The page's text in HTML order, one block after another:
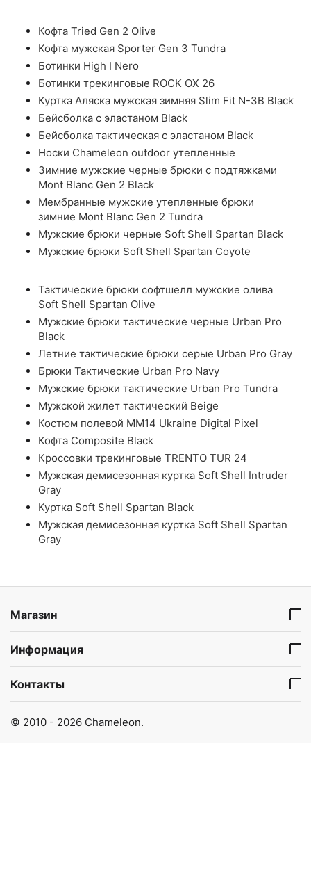
Кофта Tried Gen 2 Olive
Кофта мужская Sporter Gen 3 Tundra
Ботинки High I Nero
Ботинки трекинговые ROCK OX 26
Куртка Аляска мужская зимняя Slim Fit N-3B Black
Бейсболка с эластаном Black
Бейсболка тактическая с эластаном Black
Носки Chameleon outdoor утепленные
Зимние мужские черные брюки с подтяжками
Mont Blanc Gen 2 Black
Мембранные мужские утепленные брюки
зимние Mont Blanc Gen 2 Tundra
Мужские брюки черные Soft Shell Spartan Black
Мужские брюки Soft Shell Spartan Coyote
Тактические брюки софтшелл мужские олива
Soft Shell Spartan Olive
Мужские брюки тактические черные Urban Pro
Black
Летние тактические брюки серые Urban Pro Gray
Брюки Тактические Urban Pro Navy
Мужские брюки тактические Urban Pro Tundra
Мужской жилет тактический Beige
Костюм полевой ММ14 Ukraine Digital Pixel
Кофта Composite Black
Кроссовки трекинговые TRENTO TUR 24
Мужская демисезонная куртка Soft Shell Intruder
Gray
Куртка Soft Shell Spartan Black
Мужская демисезонная куртка Soft Shell Spartan
Gray
Магазин
Информация
Контакты
© 2010 - 2026 Chameleon.